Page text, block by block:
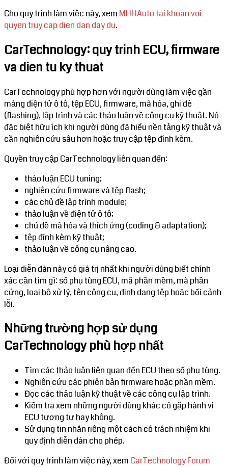
Cho quy trình làm việc này, xem MHHAuto tai khoan voi
quyen truy cap dien dan day du.
CarTechnology: quy trinh ECU, firmware
va dien tu ky thuat
CarTechnology phù hợp hơn với người dùng làm việc gần
mảng điện tử ô tô, tệp ECU, firmware, mã hóa, ghi đè
(flashing), lập trình và các thảo luận về công cụ kỹ thuật. Nó
đặc biệt hữu ích khi người dùng đã hiểu nền tảng kỹ thuật và
cần nghiên cứu sâu hơn hoặc truy cập tệp đính kèm.
Quyền truy cập CarTechnology liên quan đến:
thảo luận ECU tuning;
nghiên cứu firmware và tệp flash;
các chủ đề lập trình module;
thảo luận về điện tử ô tô;
chủ đề mã hóa và thích ứng (coding & adaptation);
tệp đính kèm kỹ thuật;
thảo luận về công cụ nâng cao.
Loại diễn đàn này có giá trị nhất khi người dùng biết chính
xác cần tìm gì: số phụ tùng ECU, mã phần mềm, mã phần
cứng, loại bộ xử lý, tên công cụ, định dạng tệp hoặc bối cảnh
lỗi.
Những trường hợp sử dụng
CarTechnology phù hợp nhất
Tìm các thảo luận liên quan đến ECU theo số phụ tùng.
Nghiên cứu các phiên bản firmware hoặc phần mềm.
Đọc các thảo luận kỹ thuật về các công cụ lập trình.
Kiểm tra xem những người dùng khác có gặp hành vi
ECU tương tự hay không.
Sử dụng tin nhắn riêng một cách có trách nhiệm khi
quy định diễn đàn cho phép.
Đối với quy trình làm việc này, xem CarTechnology Forum